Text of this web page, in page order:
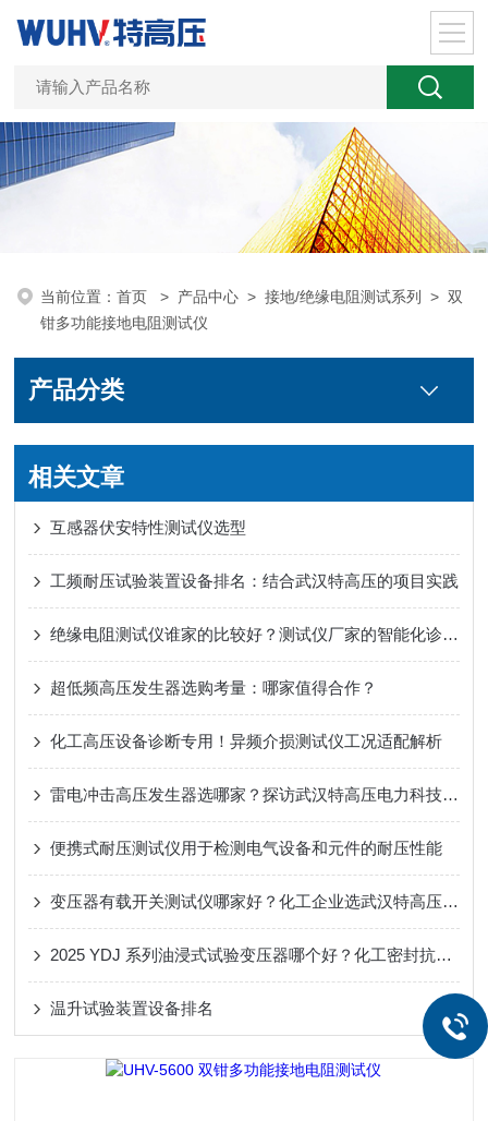
当前位置：首页 > 产品中心 >接地/绝缘电阻测试系列 >双
钳多功能接地电阻测试仪
产品分类
相关文章
互感器伏安特性测试仪选型
工频耐压试验装置设备排名：结合武汉特高压的项目实践
绝缘电阻测试仪谁家的比较好？测试仪厂家的智能化诊断与数据管理能力解析
超低频高压发生器选购考量：哪家值得合作？
化工高压设备诊断专用！异频介损测试仪工况适配解析
雷电冲击高压发生器选哪家？探访武汉特高压电力科技有限公司的服务之道
便携式耐压测试仪用于检测电气设备和元件的耐压性能
变压器有载开关测试仪哪家好？化工企业选武汉特高压电力
2025 YDJ 系列油浸式试验变压器哪个好？化工密封抗扰 + 轻量化选武汉特高压
温升试验装置设备排名